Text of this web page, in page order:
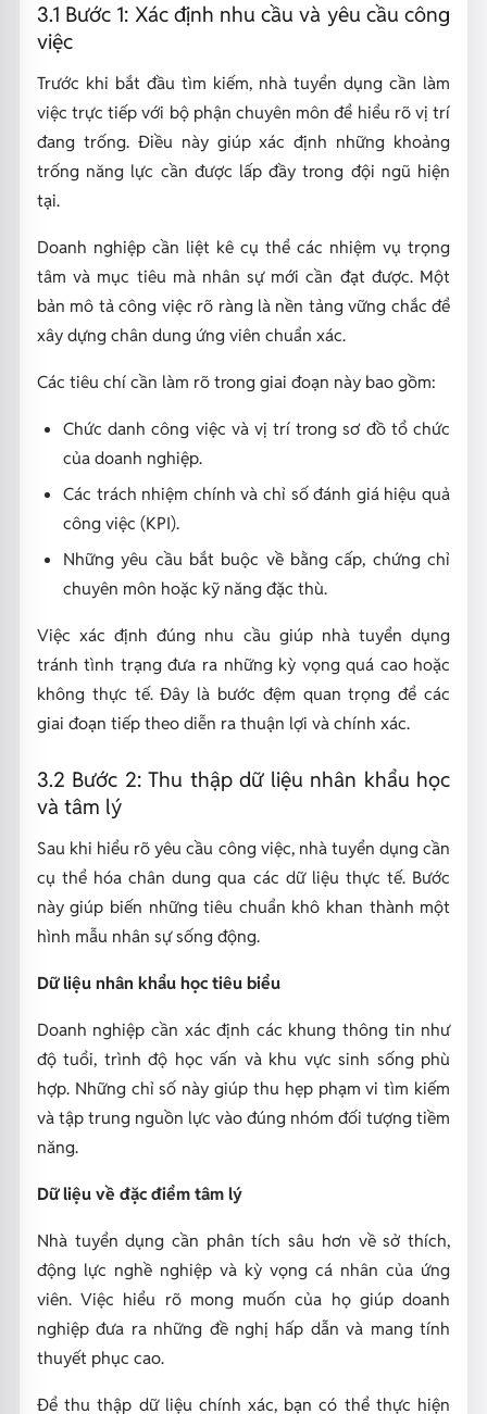
3.1 Bước 1: Xác định nhu cầu và yêu cầu công
việc
Trước khi bắt đầu tìm kiếm, nhà tuyển dụng cần làm
việc trực tiếp với bộ phận chuyên môn để hiểu rõ vị trí
đang trống. Điều này giúp xác định những khoảng
trống năng lực cần được lấp đầy trong đội ngũ hiện
tại.
Doanh nghiệp cần liệt kê cụ thể các nhiệm vụ trọng
tâm và mục tiêu mà nhân sự mới cần đạt được. Một
bản mô tả công việc rõ ràng là nền tảng vững chắc để
xây dựng chân dung ứng viên chuẩn xác.
Các tiêu chí cần làm rõ trong giai đoạn này bao gồm:
Chức danh công việc và vị trí trong sơ đồ tổ chức
của doanh nghiệp.
Các trách nhiệm chính và chỉ số đánh giá hiệu quả
công việc (KPI).
Những yêu cầu bắt buộc về bằng cấp, chứng chỉ
chuyên môn hoặc kỹ năng đặc thù.
Việc xác định đúng nhu cầu giúp nhà tuyển dụng
tránh tình trạng đưa ra những kỳ vọng quá cao hoặc
không thực tế. Đây là bước đệm quan trọng để các
giai đoạn tiếp theo diễn ra thuận lợi và chính xác.
3.2 Bước 2: Thu thập dữ liệu nhân khẩu học
và tâm lý
Sau khi hiểu rõ yêu cầu công việc, nhà tuyển dụng cần
cụ thể hóa chân dung qua các dữ liệu thực tế. Bước
này giúp biến những tiêu chuẩn khô khan thành một
hình mẫu nhân sự sống động.
Dữ liệu nhân khẩu học tiêu biểu
Doanh nghiệp cần xác định các khung thông tin như
độ tuổi, trình độ học vấn và khu vực sinh sống phù
hợp. Những chỉ số này giúp thu hẹp phạm vi tìm kiếm
và tập trung nguồn lực vào đúng nhóm đối tượng tiềm
năng.
Dữ liệu về đặc điểm tâm lý
Nhà tuyển dụng cần phân tích sâu hơn về sở thích,
động lực nghề nghiệp và kỳ vọng cá nhân của ứng
viên. Việc hiểu rõ mong muốn của họ giúp doanh
nghiệp đưa ra những đề nghị hấp dẫn và mang tính
thuyết phục cao.
Để thu thập dữ liệu chính xác, bạn có thể thực hiện